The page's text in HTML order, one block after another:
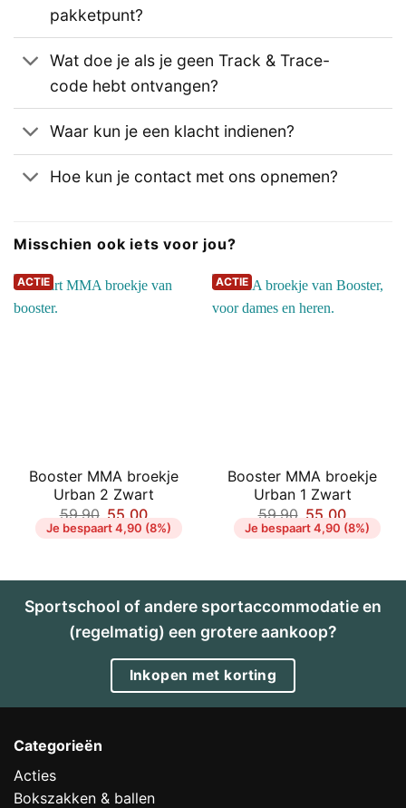
pakketpunt?
Wat doe je als je geen Track & Trace-
code hebt ontvangen?
Waar kun je een klacht indienen?
Hoe kun je contact met ons opnemen?
Misschien ook iets voor jou?
ACTIE
Booster MMA broekje
Urban 2 Zwart
59,90 55,00
Je bespaart 4,90 (8%)
ACTIE
Booster MMA broekje
Urban 1 Zwart
59,90 55,00
Je bespaart 4,90 (8%)
Sportschool of andere sportaccommodatie en
(regelmatig) een grotere aankoop?
Inkopen met korting
Categorieën
Acties
Bokszakken & ballen